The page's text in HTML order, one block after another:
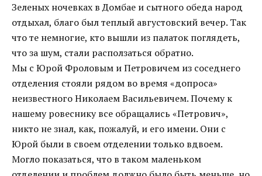
Зеленых ночевках в Домбае и сытного обеда народ
отдыхал, благо был теплый августовский вечер. Так
что те немногие, кто вышли из палаток поглядеть,
что за шум, стали расползаться обратно.
Мы с Юрой Фроловым и Петровичем из соседнего
отделения стояли рядом во время «допроса»
неизвестного Николаем Васильевичем. Почему к
нашему ровеснику все обращались «Петрович»,
никто не знал, как, пожалуй, и его имени. Они с
Юрой были в своем отделении только вдвоем.
Могло показаться, что в таком маленьком